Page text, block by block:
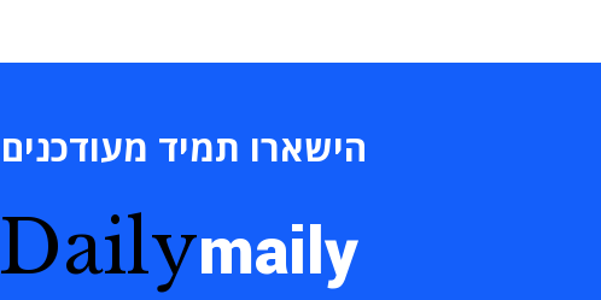
הישארו תמיד מעודכנים
Dailymaily